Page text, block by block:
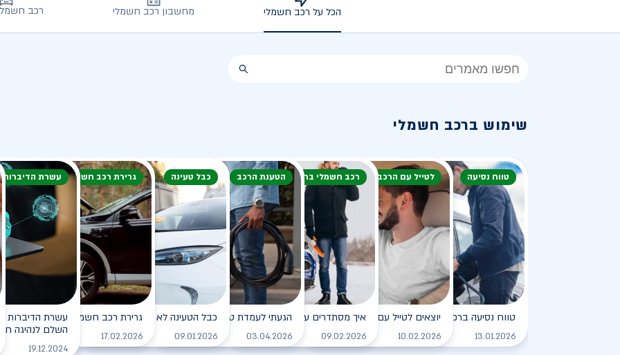
הכל על רכב חשמלי מחשבון רכב חשמלי רכב
הכל
חשמלי
שימוש ברכב חשמלי
טווח נסיעה
טווח נסיעה ברכב חשמלי - כל מה שצריך לדעת
13.01.2026 לקריאה
לטייל עם הרכב
יוצאים לטייל עם רכב חשמלי
10.02.2026 לקריאה
רכב חשמלי בחורף
איך מסתדרים עם הרכב החשמלי בחורף?
09.02.2026 לקריאה
הטענת הרכב
הגעתי לעמדת טעינה, מה עלי לעשות?
03.04.2026 לקריאה
כבל טעינה
כבל הטעינה לא משתחרר מהרכב. מה עושים?
09.01.2026 לקריאה
גרירת רכב חשמלי
גרירת רכב חשמלי - מה עושים?
17.02.2026
עשרת הדיברות
עשרת הדיברות
השלם לנהיגה
19.12.2024